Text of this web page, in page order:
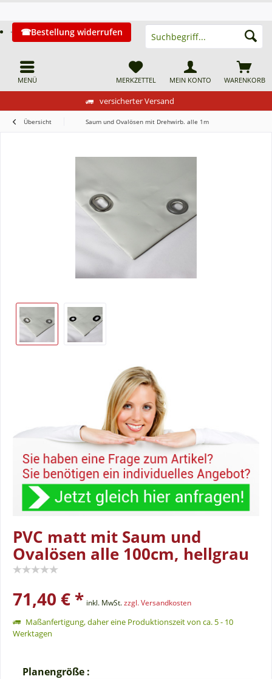
versicherter Versand
MENÜ
Bestellung widerrufen
WARENKORB
MERKZETTEL MEIN KONTO
Übersicht Saum und Ovalösen mit Drehwirb. alle 1m
PVC matt mit Saum und
Ovalösen alle 100cm, hellgrau
71,40 € * inkl. MwSt.zzgl. Versandkosten
Maßanfertigung, daher eine Produktionszeit von ca. 5 - 10
Werktagen
Planengröße :